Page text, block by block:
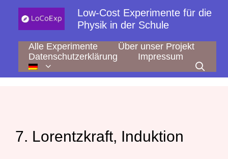
springen
Low-Cost Experimente für die
Physik in der Schule
Alle Experimente
Über unser Projekt
Datenschutzerklärung
Impressum
7. Lorentzkraft, Induktion